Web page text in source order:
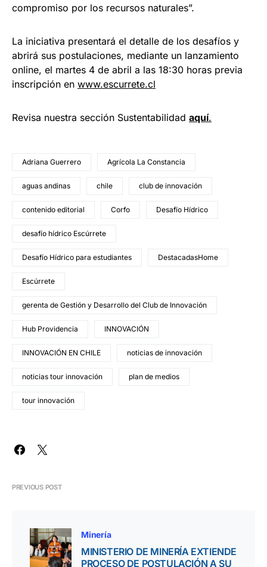
compromiso por los recursos naturales”.
La iniciativa presentará el detalle de los desafíos y
abrirá sus postulaciones, mediante un lanzamiento
online, el martes 4 de abril a las 18:30 horas previa
inscripción en www.escurrete.cl
Revisa nuestra sección Sustentabilidad aquí.
Adriana Guerrero Agrícola La Constancia
aguas andinas chile club de innovación
contenido editorial Corfo Desafío Hídrico
desafío hídrico Escúrrete
Desafío Hídrico para estudiantes DestacadasHome
Escúrrete
gerenta de Gestión y Desarrollo del Club de Innovación
Hub Providencia INNOVACIÓN
INNOVACIÓN EN CHILE noticias de innovación
noticias tour innovación plan de medios
tour innovación
PREVIOUS POST
Minería
MINISTERIO DE MINERÍA EXTIENDE
PROCESO DE POSTULACIÓN A SU